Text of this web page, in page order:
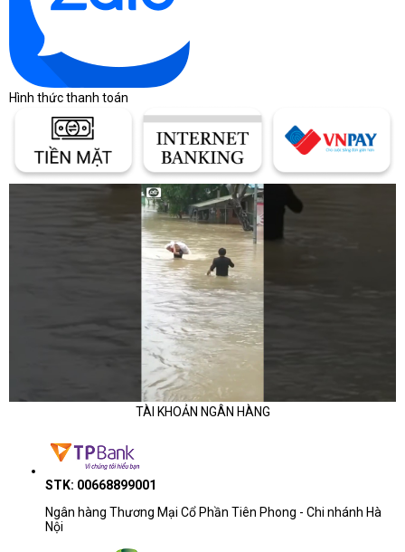
Công ty Cổ phần Vật tư và Thiết bị văn phòng CDC
Trụ sở chính: C18, Lô 9, KĐTM. Định Công, P. Định Công, Q. Hoàng
Mai, TP. Hà Nội
Hotline 1: 0983.366.022 (Hà Nội)
CN.HCM: 51/1 Giải Phóng, Phường 4, Quận Tân Bình, TP Hồ Chí
Hotline 2: 0904.672.691 (TP.HCM)
Facebook
Hình thức thanh toán
TÀI KHOẢN NGÂN HÀNG
STK: 00668899001
Ngân hàng Thương Mại Cổ Phần Tiên Phong - Chi nhánh Hà
Nội